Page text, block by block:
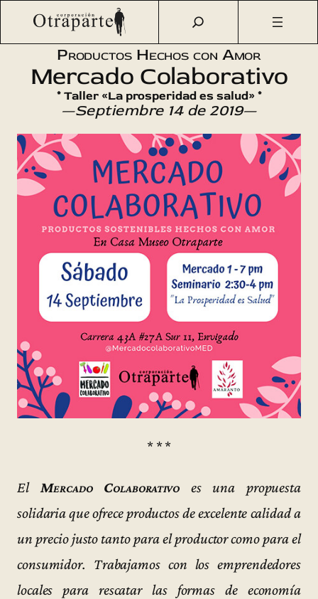
Saltar
contenido
Otraparte.org /Agenda Cultural Talleres
Mercado
Colaborativo y Taller «La prosperidad es salud»
Productos Hechos con Amor
Mercado Colaborativo
* Taller «La prosperidad es salud» *
—Septiembre 14 de 2019—
* * *
El Mercado Colaborativo es una propuesta
solidaria que ofrece productos de excelente calidad a
un precio justo tanto para el productor como para el
consumidor. Trabajamos con los emprendedores
locales para rescatar las formas de economía